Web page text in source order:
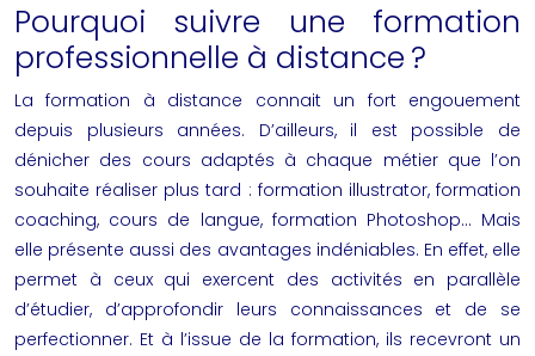
Pourquoi suivre une formation
professionnelle à distance ?
Laformation à distance connait un fort engouement
depuis plusieurs années. D’ailleurs, il est possible de
dénicher des cours adaptés à chaque métier que l’on
souhaite réaliser plus tard : formation illustrator, formation
coaching, cours de langue, formation Photoshop… Mais
elle présente aussi des avantages indéniables. En effet, elle
permet à ceux qui exercent des activités en parallèle
d’étudier, d’approfondir leurs connaissances et de se
perfectionner. Et à l’issue de la formation, ils recevront un